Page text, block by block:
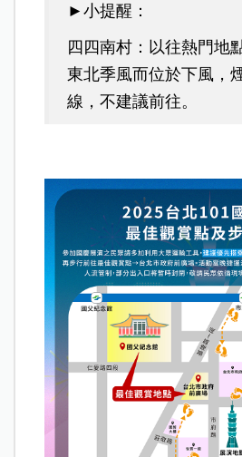
►小提醒：
四四南村：以往熱門地
東北季風而位於下風，
線，不建議前往。